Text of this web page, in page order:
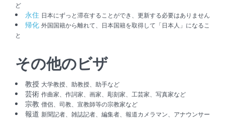
ど
永住 日本にずっと滞在することができ、更新する必要はありません
帰化 外国国籍から離れて、日本国籍を取得して「日本人」になるこ
と
その他のビザ
教授 大学教授、助教授、助手など
芸術 作曲家、作詞家、画家、彫刻家、工芸家、写真家など
宗教 僧侶、司教、宣教師等の宗教家など
報道 新聞記者、雑誌記者、編集者、報道カメラマン、アナウンサー